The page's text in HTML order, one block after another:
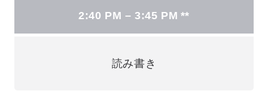
2:40 PM – 3:45 PM **
読み書き